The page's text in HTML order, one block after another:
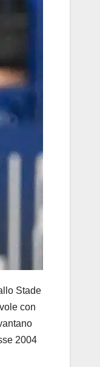
Stade
con
2004